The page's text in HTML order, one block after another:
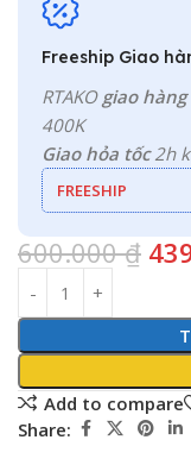
Freeship Giao
RTAKO giao
400K
Giao hỏa tốc2h
FREESHIP
600.000₫
Add to compare
Share: